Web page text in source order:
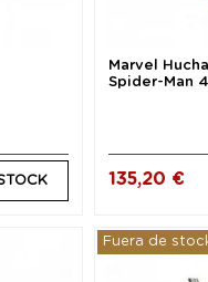
Marvel
Spider-Man
135,20 €
Fuera de